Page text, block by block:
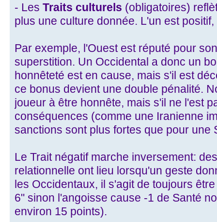
- Les Traits culturels (obligatoires)
plus une culture donnée. L'un est
Par exemple, l'Ouest est réputé pour
superstition. Un Occidental a donc un
honnêteté est en cause, mais s'il est
ce bonus devient une double pénalité.
joueur à être honnête, mais s'il ne l'est
conséquences (comme une Iranienne
sanctions sont plus fortes que pour une
Le Trait négatif marche inversement:
relationnelle ont lieu lorsqu'un geste
les Occidentaux, il s'agit de toujours
6" sinon l'angoisse cause -1 de Santé
environ 15 points).